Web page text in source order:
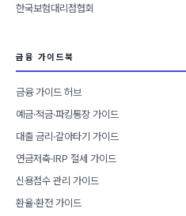
한국보험대리점협회
금융 가이드북
금융 가이드 허브
예금·적금·파킹통장 가이드
대출 금리·갈아타기 가이드
연금저축·IRP 절세 가이드
신용점수 관리 가이드
환율·환전 가이드